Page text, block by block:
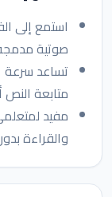
استمع إلى
صوتية
تساعد سرعة
متابعة النص
مفيد
والقراءة